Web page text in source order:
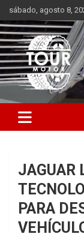
Saltar
al
contenido
sábado, agosto 8,
Tour
Plataforma de
JAGUAR
PARA